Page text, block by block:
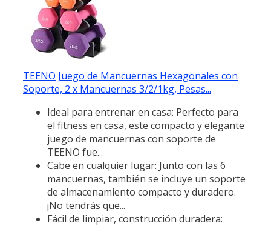
TEENO Juego de Mancuernas Hexagonales con
Soporte, 2 x Mancuernas 3/2/1kg, Pesas...
Ideal para entrenar en casa: Perfecto para
el fitness en casa, este compacto y elegante
juego de mancuernas con soporte de
TEENO fue...
Cabe en cualquier lugar: Junto con las 6
mancuernas, también se incluye un soporte
de almacenamiento compacto y duradero.
¡No tendrás que...
Fácil de limpiar, construcción duradera: